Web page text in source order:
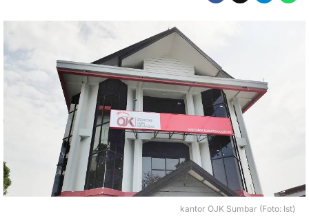
a
r
i
k
a
n
P
a
k
s
a
O
kantor OJK Sumbar (Foto: Ist)